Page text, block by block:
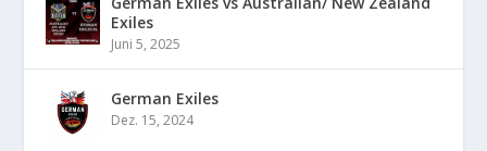
Exiles
Juni 5, 2025
German Exiles
Dez. 15, 2024